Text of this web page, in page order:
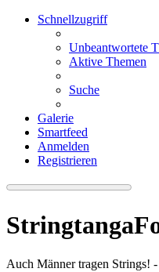
Schnellzugriff
Unbeantwortete
Aktive Themen
Suche
Galerie
Smartfeed
Anmelden
Registrieren
Auch Männer tragen Strings!